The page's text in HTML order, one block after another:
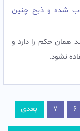
شده و ذبح چنین
حکم را دارد و
نشود.‌
6
7 بعدی